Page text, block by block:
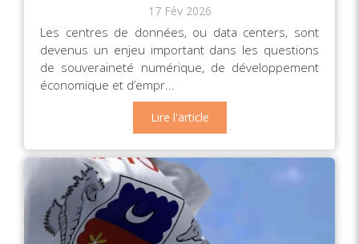
17 Fév 2026
Les centres de données, ou data centers, sont
devenus un enjeu important dans les questions
de souveraineté numérique, de développement
économique et d’empr...
Lire l'article